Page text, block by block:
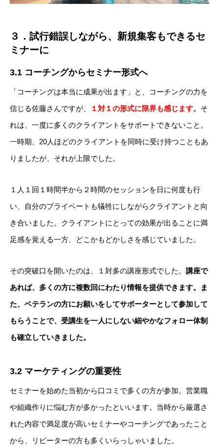
３．試行錯誤しながら、新規集客もできるセ
ミナーに
3.1 コーチングからセミナー形式へ
「コーチングは本当に成果が出ます」と、コーチングの力を
信じる佐藤さんですが、
１対１の形式に限界も感じます。 そ
れは、一度に多くのクライアントをサポートできないこと。
一時期、20人ほどのクライアントを同時に受け持つこともあ
りましたが、それが上限でした。
１人１回１時間半から２時間のセッションを日に何度も行
い、自分のプライベートも犠牲にしながらクライアントと向
き合いました。クライアントにとっての効果が出ることに満
足感を覚える一方、どこかもどかしさを感じていました。
その突破口を開いたのは、１対多の講座形式でした。 講座で
あれば、多くの方に複数回にわたり情報を提供できます。
ま
た、ベテランの方にお願いをしてサポーターとして参加して
もらうことで、受講生を一人にしない細やかなフォロー体制
も確立していきました。
3.2 マーケティングの重要性
セミナーを始めた当初から口コミで多くの方が参加。営業職
や組織作りに悩む方が多かったといいます。当時から厳選さ
れた内容で満足度が高いセミナーやコーチングであったこと
から、リピーターの方も多くいらっしゃいました。
TEL:03-5937-2346